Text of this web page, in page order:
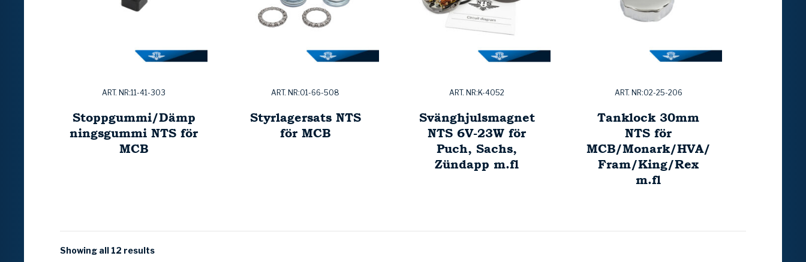
ART. NR:11-41-303
Stoppgummi/Dämp
ningsgummi NTS för
MCB
ART. NR:01-66-508
Styrlagersats NTS
för MCB
ART. NR:K-4052
Svänghjulsmagnet
NTS 6V-23W för
Puch, Sachs,
Zündapp m.fl
ART. NR:02-25-206
Tanklock 30mm
NTS för
MCB/Monark/HVA/
Fram/King/Rex
m.fl
Showing all 12 results